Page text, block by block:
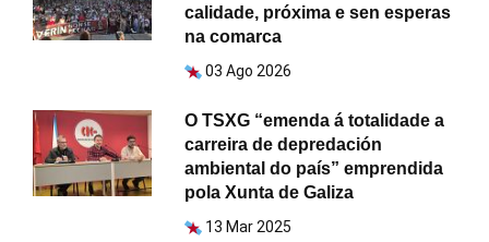
calidade, próxima e sen esperas
na comarca
03 Ago 2026
O TSXG “emenda á totalidade a
carreira de depredación
ambiental do país” emprendida
pola Xunta de Galiza
13 Mar 2025